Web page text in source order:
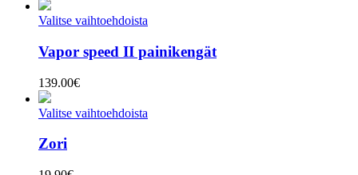
Valitse vaihtoehdoista
Vapor speed II painikengät
139.00€
Valitse vaihtoehdoista
Zori